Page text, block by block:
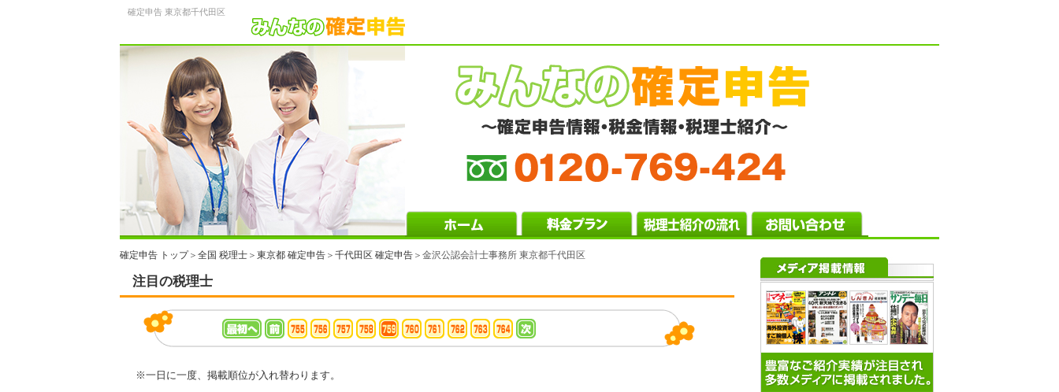
確定申告 東京都千代田区
確定申告 トップ＞ 全国 税理士 ＞ 東京都 確定申告 ＞ 千代田区 確定申告 ＞金沢公認会計士事務所 東京都千代田区
注目の税理士
※一日に一度、掲載順位が入れ替わります。